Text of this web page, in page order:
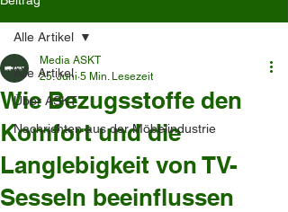
Alle Artikel
Über ASKT
Nachrichten aus der Möbelindustrie
Alle Artikel
Wie Bezugsstoffe den
Komfort und die
Langlebigkeit von TV-
Sesseln beeinflussen
Media ASKT
25. Juni 5 Min. Lesezeit